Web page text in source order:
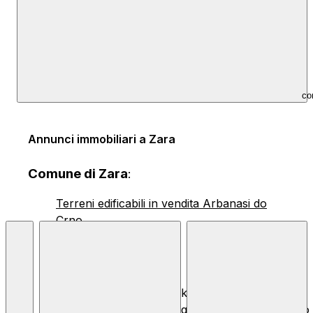
Annunci immobiliari a Zara
Comune di Zara:
Terreni edificabili in vendita Arbanasi do
Crno
© 2026 Nekretnine.hr |
Regole della Privacy Uso